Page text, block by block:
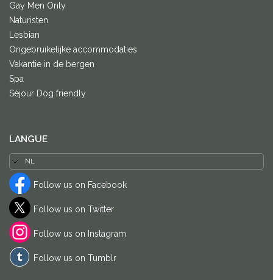
Gay Men Only
Naturisten
Lesbian
Ongebruikelijke accommodaties
Vakantie in de bergen
Spa
Séjour Dog friendly
LANGUE
Follow us on Facebook
Follow us on Twitter
Follow us on Instagram
Follow us on Tumblr